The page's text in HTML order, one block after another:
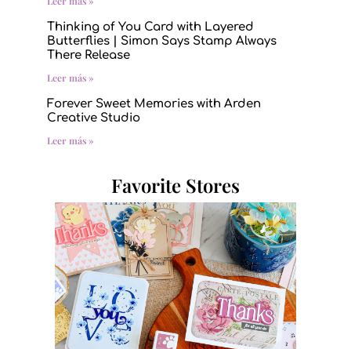
Thinking of You Card with Layered
Butterflies | Simon Says Stamp Always
There Release
Leer más »
Forever Sweet Memories with Arden
Creative Studio
Leer más »
Favorite Stores